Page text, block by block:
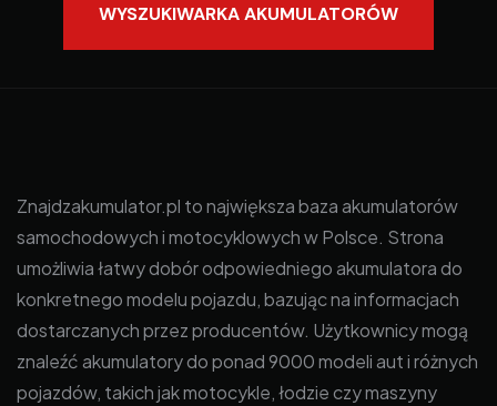
WYSZUKIWARKA AKUMULATORÓW
Znajdzakumulator.pl to największa baza akumulatorów
samochodowych i motocyklowych w Polsce. Strona
umożliwia łatwy dobór odpowiedniego akumulatora do
konkretnego modelu pojazdu, bazując na informacjach
dostarczanych przez producentów. Użytkownicy mogą
znaleźć akumulatory do ponad 9000 modeli aut i różnych
pojazdów, takich jak motocykle, łodzie czy maszyny